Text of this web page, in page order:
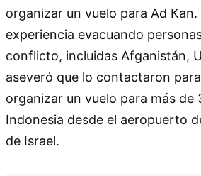
organizar un vuelo para Ad
experiencia evacuando
conflicto, incluidas Afganistán,
aseveró que lo contactaron
organizar un vuelo para más de
Indonesia desde el aeropuerto
de Israel.